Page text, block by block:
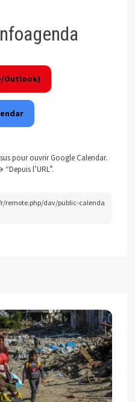
Outlook)
pour ouvrir Google Calendar.
l’URL”.
remote.php/dav/public-calenda